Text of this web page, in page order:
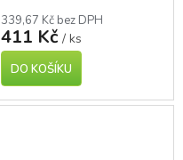
339,67 Kč bez DPH
411 Kč / ks
DO KOŠÍKU